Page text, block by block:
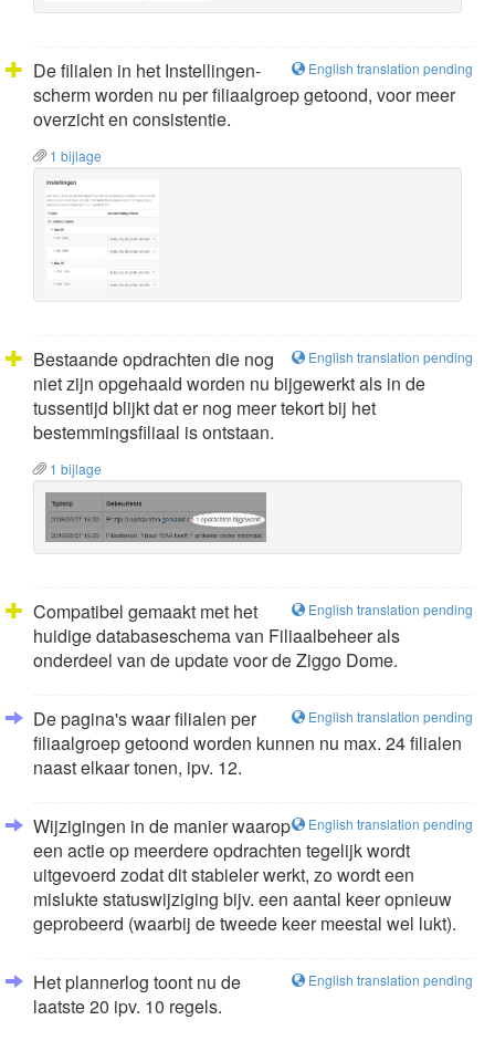
English translation pending
De filialen in het Instellingen-
scherm worden nu per filiaalgroep getoond, voor meer
overzicht en consistentie.
1 bijlage
English translation pending
Bestaande opdrachten die nog
niet zijn opgehaald worden nu bijgewerkt als in de
tussentijd blijkt dat er nog meer tekort bij het
bestemmingsfiliaal is ontstaan.
1 bijlage
English translation pending
Compatibel gemaakt met het
huidige databaseschema van Filiaalbeheer als
onderdeel van de update voor de Ziggo Dome.
English translation pending
De pagina's waar filialen per
filiaalgroep getoond worden kunnen nu max. 24 filialen
naast elkaar tonen, ipv. 12.
English translation pending
Wijzigingen in de manier waarop
een actie op meerdere opdrachten tegelijk wordt
uitgevoerd zodat dit stabieler werkt, zo wordt een
mislukte statuswijziging bijv. een aantal keer opnieuw
geprobeerd (waarbij de tweede keer meestal wel lukt).
English translation pending
Het plannerlog toont nu de
laatste 20 ipv. 10 regels.